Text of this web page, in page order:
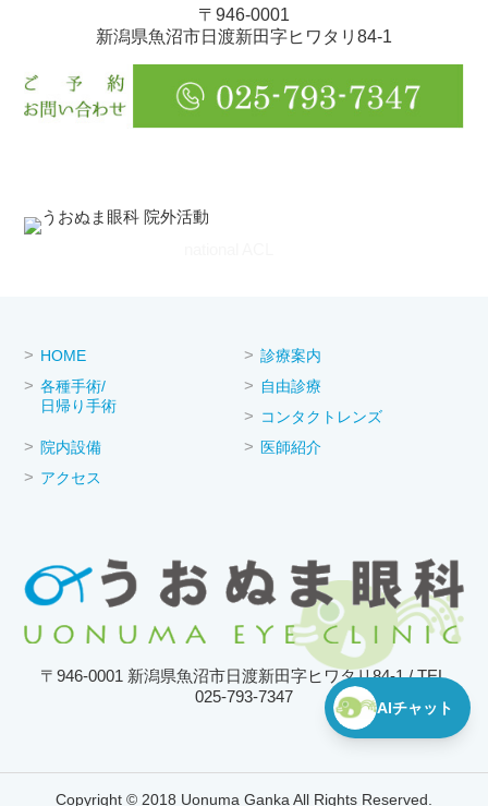
〒946-0001
新潟県魚沼市日渡新田字ヒワタリ84-1
HOME
診療案内
各種手術/
日帰り手術
自由診療
コンタクトレンズ
院内設備
医師紹介
アクセス
〒946-0001 新潟県魚沼市日渡新田字ヒワタリ84-1 / TEL
025-793-7347
Copyright © 2018 Uonuma Ganka All Rights Reserved.
AIチャット